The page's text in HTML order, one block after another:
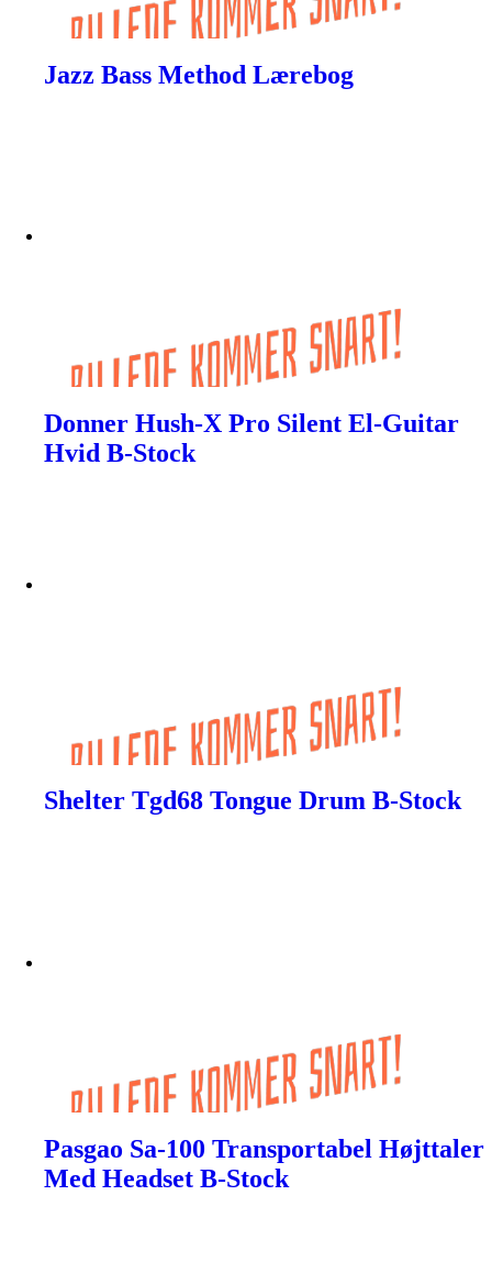
Jazz Bass Method Lærebog
Donner Hush-X Pro Silent El-Guitar
Hvid B-Stock
Shelter Tgd68 Tongue Drum B-Stock
Pasgao Sa-100 Transportabel Højttaler
Med Headset B-Stock